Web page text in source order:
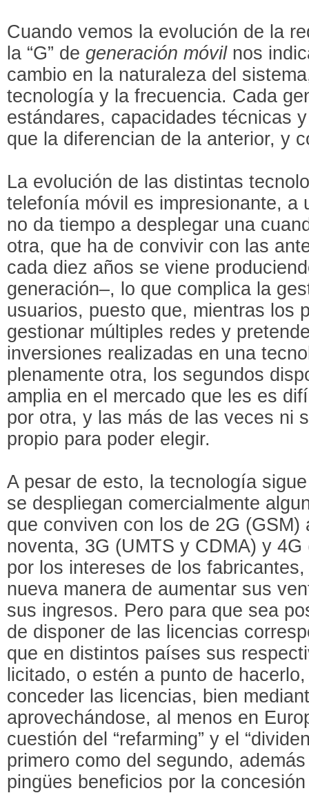
Cuando vemos la evolución de la
la “G” de generación móvilnos
cambio en la naturaleza del
tecnología y la frecuencia. Cada
estándares, capacidades técnicas
que la diferencian de la anterior, y
La evolución de las distintas
telefonía móvil es impresionante, a
no da tiempo a desplegar una
otra, que ha de convivir con las
cada diez años se viene
generación–, lo que complica la
usuarios, puesto que, mientras los
gestionar múltiples redes y
inversiones realizadas en una
plenamente otra, los segundos
amplia en el mercado que les es
por otra, y las más de las veces ni
propio para poder elegir.
A pesar de esto, la tecnología
se despliegan comercialmente
que conviven con los de 2G (GSM)
noventa, 3G (UMTS y CDMA) y
por los intereses de los
nueva manera de aumentar sus
sus ingresos. Pero para que sea
de disponer de las licencias
que en distintos países sus
licitado, o estén a punto de
conceder las licencias, bien
aprovechándose, al menos en
cuestión del “refarming” y el
primero como del segundo,
pingües beneficios por la